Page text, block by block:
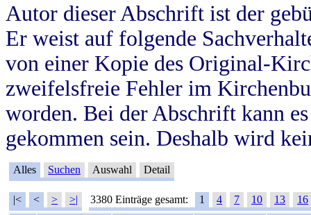
Autor dieser Abschrift ist der
Er weist auf folgende
von einer Kopie des Original-
zweifelsfreie Fehler im
worden. Bei der Abschrift kann
gekommen sein. Deshalb wird
Alles Suchen Auswahl Detail
|< < > >| 3380 Einträge gesamt: 1 4 7 10 13
16